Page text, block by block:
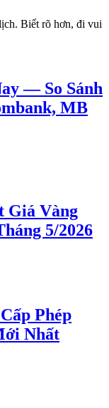
Biết rõ hơn, đi vui
— So Sánh
MB
Giá Vàng
5/2026
Phép
Nhất